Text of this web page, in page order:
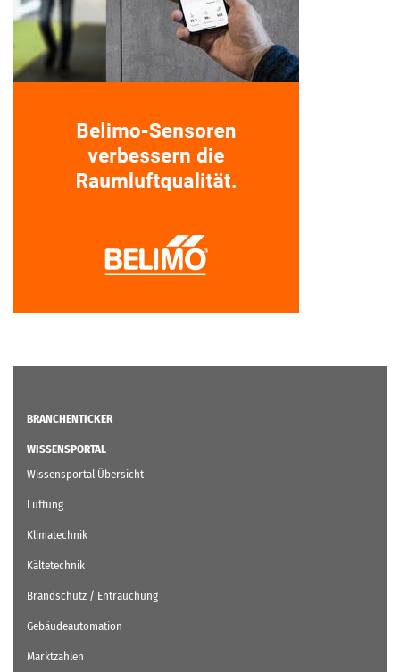
BRANCHENTICKER
WISSENSPORTAL
Wissensportal Übersicht
Lüftung
Klimatechnik
Kältetechnik
Brandschutz / Entrauchung
Gebäudeautomation
Marktzahlen